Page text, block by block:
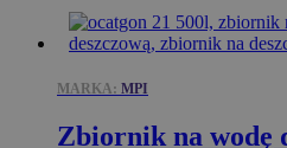
MARKA: MPI
Zbiornik na wodę